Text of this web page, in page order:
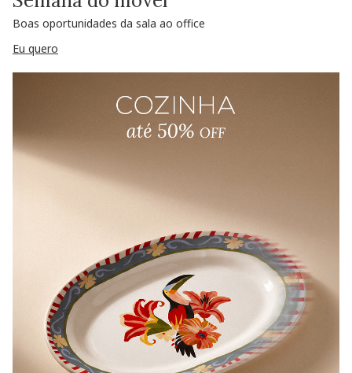
Boas oportunidades da sala ao office
Eu quero